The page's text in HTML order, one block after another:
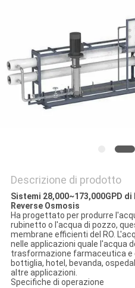
Descrizione di prodotto
Sistemi 28,000~173,000GPD di
Reverse Osmosis
Ha progettato per produrre
rubinetto o l'acqua di pozzo,
membrane efficienti del RO.
nelle applicazioni quale l'acqua
trasformazione farmaceutica e
bottiglia, hotel, bevanda,
altre applicazioni.
Specifiche di operazione